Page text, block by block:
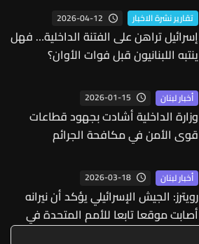
أعماله؟
تقارير نشرة الاخبار 2026-04-12
إسرائيل تراهن على الفتنة الداخلية… فهل
ينتبه اللبنانيون قبل فوات الأوان؟
أخبار لبنان 2026-01-15
وزارة الداخلية أشادت بجهود قطاعات
قوى الأمن في مكافحة الجرائم
أخبار لبنان 2026-03-18
رويترز: الجيش الإسرائيلي يؤكد أن نيرانه
أصابت موقعا تابعا للأمم المتحدة في
لبنان ويبدي أسفه